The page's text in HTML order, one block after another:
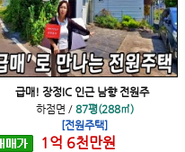
급매! 장정IC 인근 남향 전원주
하점면 / 87평(288㎡)
[전원주택]
1 억 6천만원